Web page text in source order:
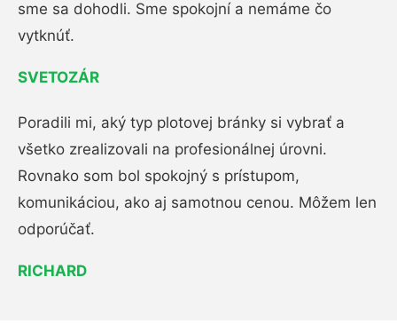
sme sa dohodli. Sme spokojní a nemáme čo
vytknúť.
SVETOZÁR
Poradili mi, aký typ plotovej bránky si vybrať a
všetko zrealizovali na profesionálnej úrovni.
Rovnako som bol spokojný s prístupom,
komunikáciou, ako aj samotnou cenou. Môžem len
odporúčať.
RICHARD